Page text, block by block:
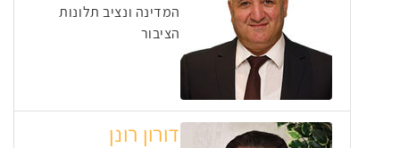
המדינה ונציב תלונות
הציבור
דורון רונן